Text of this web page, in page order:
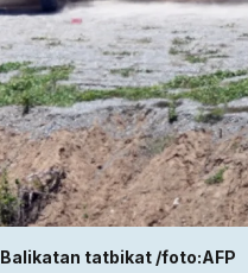
Balikatan tatbikat /foto:AFP